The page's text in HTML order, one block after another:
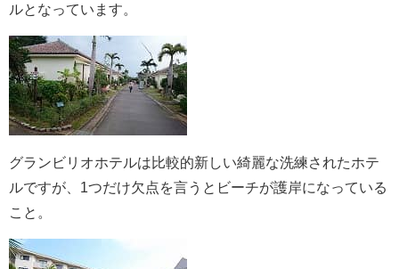
ルとなっています。
グランビリオホテルは比較的新しい綺麗な洗練されたホテ
ルですが、1つだけ欠点を言うとビーチが護岸になっている
こと。